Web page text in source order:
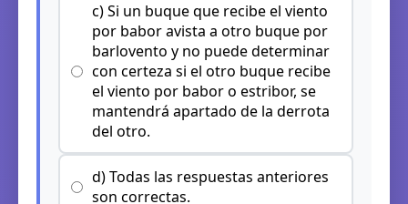
c) Si un buque que recibe el viento
por babor avista a otro buque por
barlovento y no puede determinar
con certeza si el otro buque recibe
el viento por babor o estribor, se
mantendrá apartado de la derrota
del otro.
d) Todas las respuestas anteriores
son correctas.